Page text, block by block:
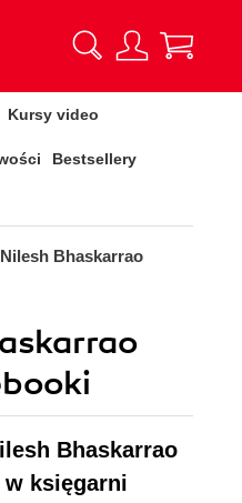
Kursy video
Bestsellery
Bhaskarrao
Bhaskarrao
w księgarni